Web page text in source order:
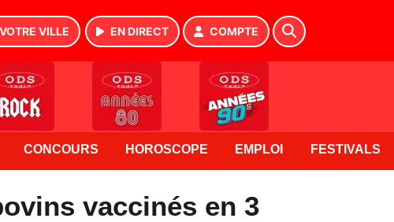
VOTRE VILLE EN DIRECT COMPTE
CONCOURS HOROSCOPE EMPLOI FESTIVALS
vaccinés en 3